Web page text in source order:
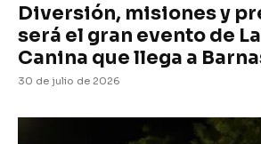
Diversión, misiones y
será el gran evento de
Canina que llega a
30 de julio de 2026